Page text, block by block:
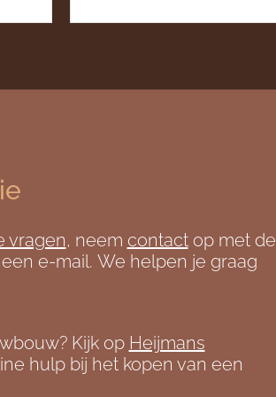
vragen, neem contactop met de
e-mail. We helpen je graag
Kijk op Heijmans
hulp bij het kopen van een